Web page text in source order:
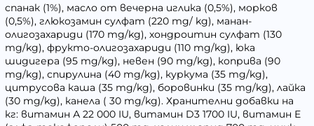
спанак (1%), масло от вечерна иглика (0,5%), морков
(0,5%), глюкозамин сулфат (220 mg/ kg), манан-
олигозахариди (170 mg/kg), хондроитин сулфат (130
mg/kg), фрукто-олигозахариди (110 mg/kg), юка
шидигера (95 mg/kg), невен (90 mg/kg), коприва (90
mg/kg), спирулина (40 mg/kg), куркума (35 mg/kg),
цитрусова каша (35 mg/kg), боровинки (35 mg/kg), лайка
(30 mg/kg), канела ( 30 mg/kg). Хранителни добавки на
кг: витамин А 22 000 IU, витамин D3 1700 IU, витамин Е